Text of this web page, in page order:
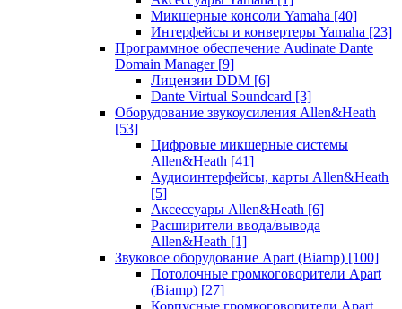
Микшерные консоли Yamaha [40]
Интерфейсы и конвертеры Yamaha [23]
Программное обеспечение Audinate Dante
Domain Manager [9]
Лицензии DDM [6]
Dante Virtual Soundcard [3]
Оборудование звукоусиления Allen&Heath
[53]
Цифровые микшерные системы
Allen&Heath [41]
Аудиоинтерфейсы, карты Allen&Heath
[5]
Аксессуары Allen&Heath [6]
Расширители ввода/вывода
Allen&Heath [1]
Звуковое оборудование Apart (Biamp) [100]
Потолочные громкоговорители Apart
(Biamp) [27]
Корпусные громкоговорители Apart